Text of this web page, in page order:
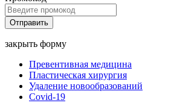
Отправить
закрыть форму
Превентивная медицина
Пластическая хирургия
Удаление новообразований
Covid-19